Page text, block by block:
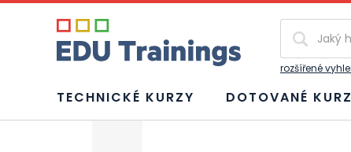
rozšířené
TECHNICKÉ KURZY DOTOVANÉ